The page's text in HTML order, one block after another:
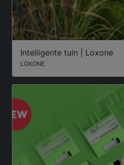
Intelligente tuin | Loxone
LOXONE